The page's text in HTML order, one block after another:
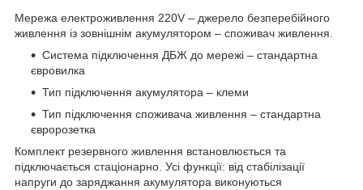
Мережа електроживлення 220V – джерело безперебійного
живлення із зовнішнім акумулятором – споживач живлення.
Система підключення ДБЖ до мережі – стандартна
євровилка
Тип підключення акумулятора – клеми
Тип підключення споживача живлення – стандартна
євророзетка
Комплект резервного живлення встановлюється та
підключається стаціонарно. Усі функції: від стабілізації
напруги до заряджання акумулятора виконуються